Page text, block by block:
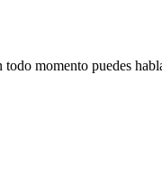
momento puedes